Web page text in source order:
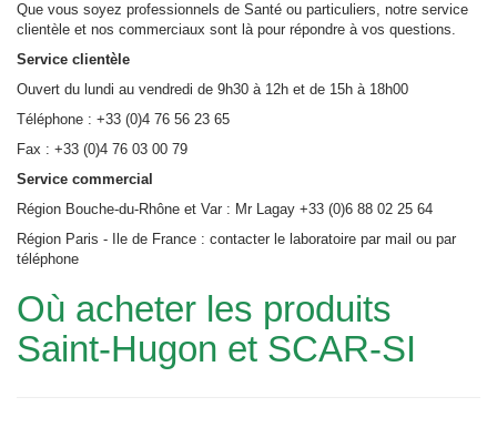
Que vous soyez professionnels de Santé ou particuliers, notre service
clientèle et nos commerciaux sont là pour répondre à vos questions.
Service clientèle
Ouvert du lundi au vendredi de 9h30 à 12h et de 15h à 18h00
Téléphone : +33 (0)4 76 56 23 65
Fax : +33 (0)4 76 03 00 79
Service commercial
Région Bouche-du-Rhône et Var : Mr Lagay +33 (0)6 88 02 25 64
Région Paris - Ile de France : contacter le laboratoire par mail ou par
téléphone
Où acheter les produits
Saint-Hugon et SCAR-SI